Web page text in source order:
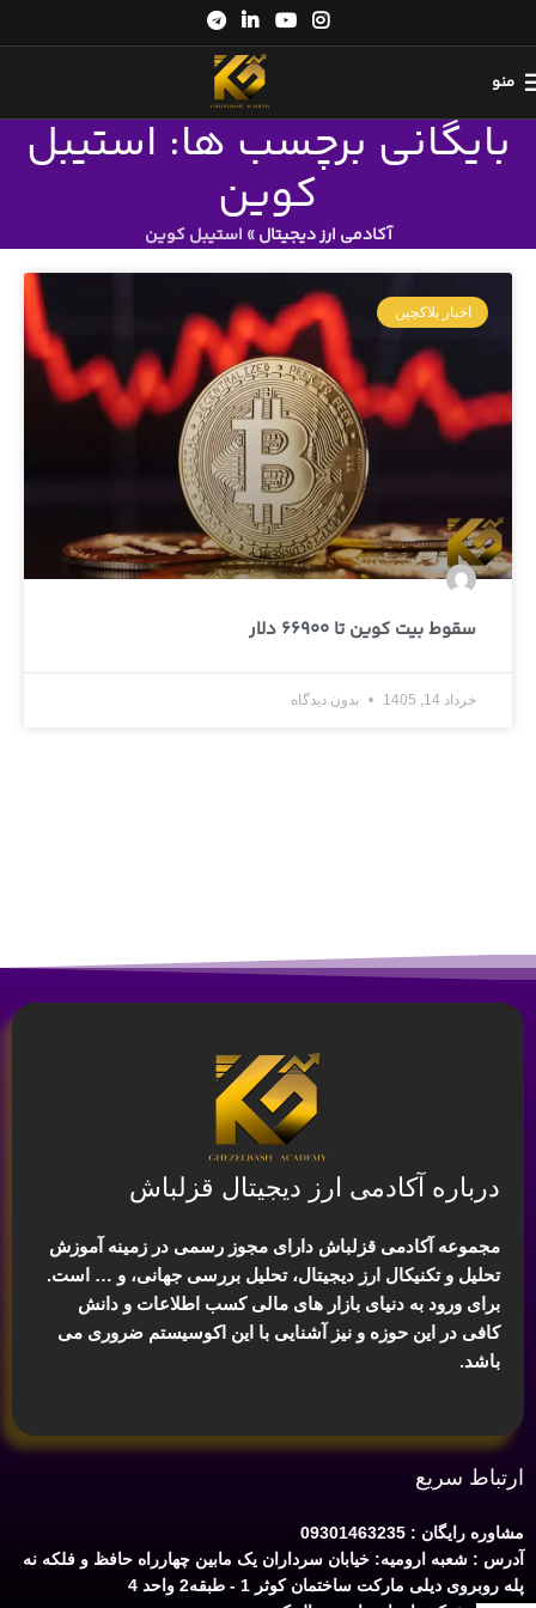
منو
بایگانی برچسب ها: استیبل
کوین
آکادمی ارز دیجیتال» استیبل کوین
اخبار بلاکچین
سقوط بیت کوین تا 66900 دلار
خرداد 14, 1405 بدون دیدگاه
درباره آکادمی ارز دیجیتال قزلباش
مجموعه آکادمی قزلباش دارای مجوز رسمی در زمینه آموزش
تحلیل و تکنیکال ارز دیجیتال، تحلیل بررسی جهانی، و … است.
برای ورود به دنیای بازار های مالی کسب اطلاعات و دانش
کافی در این حوزه و نیز آشنایی با این اکوسیستم ضروری می
باشد.
ارتباط سریع
مشاوره رایگان : 09301463235
آدرس : شعبه ارومیه: خیابان سرداران یک مابین چهارراه حافظ و فلکه نه
پله روبروی دیلی مارکت ساختمان کوثر 1 - طبقه2 واحد 4